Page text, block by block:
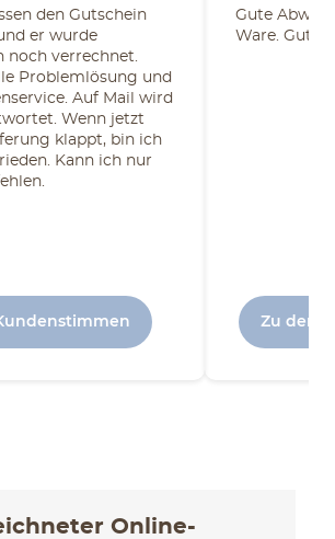
den Gutschein
er wurde
noch verrechnet.
Problemlösung und
Auf Mail wird
Wenn jetzt
klappt, bin ich
Kann ich nur
Gute
Ware. Gute
Zu den
Online-